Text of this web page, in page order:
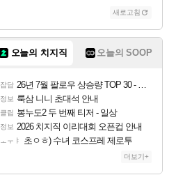
새로고침
오늘의 치지직 오늘의 SOOP
잡담 26년 7월 팔로우 상승량 TOP 30 - 월간 치지직
정보 룩삼 니니 초대석 안내
클립 봉누도2 두 번째 티저 - 일상
정보 2026 치지직 이리대회 오픈컵 안내
ㅗㅜㅑ 초ㅇㅎ) 수녀 코스프레 제로투
더보기+